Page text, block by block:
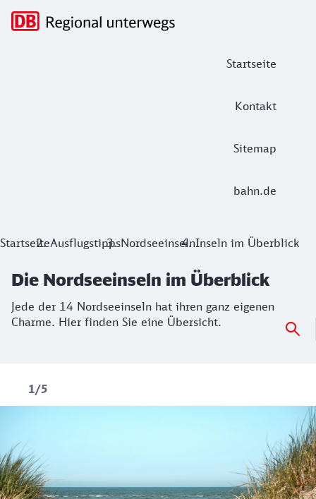
Startseite
Kontakt
Sitemap
bahn.de
Hauptnavigation
Die Nordseeinseln im Überblick
StartseiteAusflugstippsNordseeinselnInseln im Überblick
Die Nordseeinseln im Überblick
Jede der 14 Nordseeinseln hat ihren ganz eigenen
Charme. Hier finden Sie eine Übersicht.
1/5